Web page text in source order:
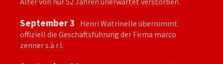
September 3
Henri Watrinelle übernimmt
offiziell die Geschäftsführung der Firma marco
zenner s.à r.l.